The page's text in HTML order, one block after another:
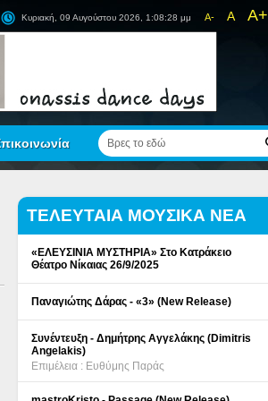
A- A A+
Κυριακή, 09 Αυγούστου 2026, 1:08:28 μμ
ΤΕΛΕΥΤΑΙΑ ΜΟΥΣΙΚΑ ΝΕΑ
«ΕΛΕΥΣΙΝΙΑ ΜΥΣΤΗΡΙΑ» Στο Κατράκειο
Θέατρο Νίκαιας 26/9/2025
Παναγιώτης Δάρας - «3» (New Release)
Συνέντευξη - Δημήτρης Αγγελάκης (Dimitris
Angelakis)
Επιμέλεια : Ευθύμης Παράς